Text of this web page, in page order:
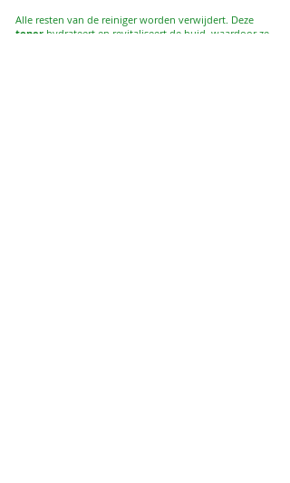
Alle resten van de reiniger worden verwijdert. Deze
toner hydrateert en revitaliseert de huid, waardoor ze